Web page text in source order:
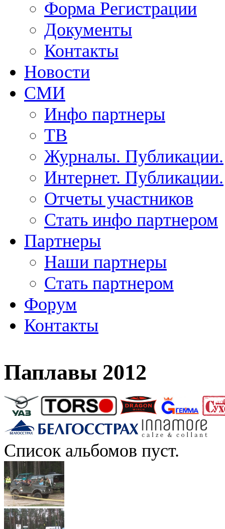
Форма Регистрации
Документы
Контакты
Новости
СМИ
Инфо партнеры
ТВ
Журналы. Публикации.
Интернет. Публикации.
Отчеты участников
Стать инфо партнером
Партнеры
Наши партнеры
Стать партнером
Форум
Контакты
Паплавы 2012
Список альбомов пуст.